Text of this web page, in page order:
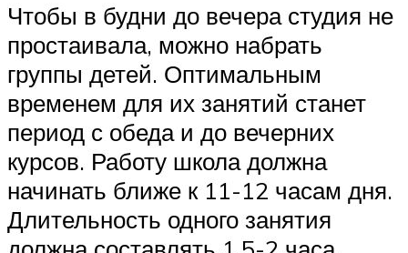
Чтобы в будни до вечера студия не
простаивала, можно набрать
группы детей. Оптимальным
временем для их занятий станет
период с обеда и до вечерних
курсов. Работу школа должна
начинать ближе к 11-12 часам дня.
Длительность одного занятия